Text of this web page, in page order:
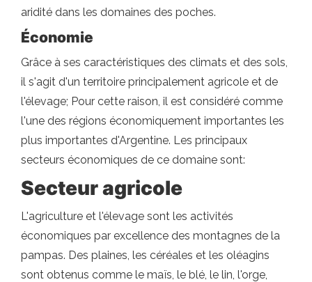
aridité dans les domaines des poches.
Économie
Grâce à ses caractéristiques des climats et des sols,
il s'agit d'un territoire principalement agricole et de
l'élevage; Pour cette raison, il est considéré comme
l'une des régions économiquement importantes les
plus importantes d'Argentine. Les principaux
secteurs économiques de ce domaine sont:
Secteur agricole
L'agriculture et l'élevage sont les activités
économiques par excellence des montagnes de la
pampas. Des plaines, les céréales et les oléagins
sont obtenus comme le maïs, le blé, le lin, l'orge,